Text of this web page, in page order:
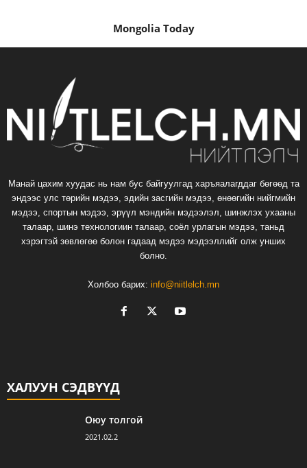
Mongolia Today
Манай цахим хуудас нь нам бус байгуулгад харъяалагддаг бөгөөд та
эндээс улс төрийн мэдээ, эдийн засгийн мэдээ, өнөөгийн нийгмийн
мэдээ, спортын мэдээ, эрүүл мэндийн мэдээлэл, шинжлэх ухааны
талаар, шинэ технологиин талаар, соёл урлагын мэдээ, таньд
хэрэгтэй зөвлөгөө болон гадаад мэдээ мэдээллийг олж унших
болно.
Холбоо барих: info@niitlelch.mn
ХАЛУУН СЭДВҮҮД
Оюу толгой
2021.02.2